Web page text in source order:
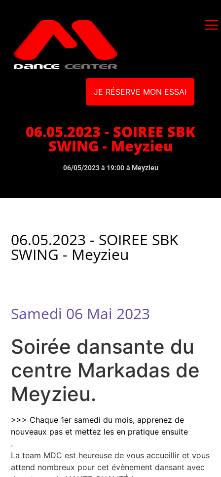
JE RÉSERVE MON ESSAI
06.05.2023 - SOIREE SBK
SWING - Meyzieu
06/05/2023 à 19:00 à Meyzieu
06.05.2023 - SOIREE SBK
SWING - Meyzieu
Samedi 06 Mai 2023
Soirée dansante du
centre Markadas de
Meyzieu.
>>> Chaque 1er samedi du mois, apprenez de
nouveaux pas et mettez les en pratique ensuite
.
La team MDC est heureuse de vous accueillir et vous
attend nombreux pour cet évènement dansant avec